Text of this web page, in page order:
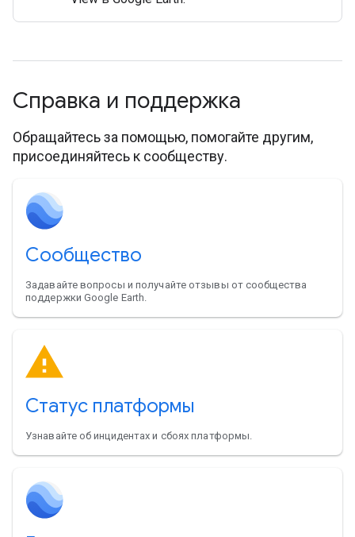
Справка и поддержка
Обращайтесь за помощью, помогайте другим,
присоединяйтесь к сообществу.
Сообщество
Задавайте вопросы и получайте отзывы от сообщества
поддержки Google Earth.
Статус платформы
Узнавайте об инцидентах и сбоях платформы.